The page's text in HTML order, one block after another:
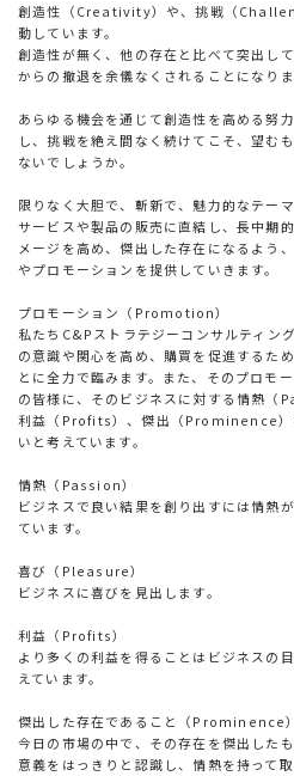
創造性（Creativity）や、挑戦（
動しています。
創造性が無く、他の存在と比べて突出し
からの撤退を余儀なくされることになりま
あらゆる機会を通じて創造性を高める努
し、挑戦を絶え間なく続けてこそ、望む
ないでしょうか。
限りなく大胆で、斬新で、魅力的なテー
サービスや製品の販売に直結し、長中期
メージを高め、傑出した存在になるよう
やプロモーションを提供していきます。
プロモーション（Promotion）
私たちC&Pストラテジーコンサルティン
の意識や関心を高め、購買を促進するた
とに全力で臨みます。また、そのプロモ
の皆様に、そのビジネスに対する情熱
利益（Profits）、傑出（Prominence）
いと考えています。
情熱（Passion）
ビジネスで良い結果を創り出すには情熱
ています。
喜び（Pleasure）
ビジネスに喜びを見出します。
利益（Profits）
より多くの利益を得ることはビジネスの
えています。
傑出した存在であること（Prominence）
今日の市場の中で、その存在を傑出した
意義をはっきりと認識し、情熱を持って